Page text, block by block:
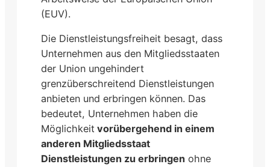
(EUV).
Die Dienstleistungsfreiheit besagt, dass
Unternehmen aus den Mitgliedsstaaten
der Union ungehindert
grenzüberschreitend Dienstleistungen
anbieten und erbringen können. Das
bedeutet, Unternehmen haben die
Möglichkeit vorübergehend in einem
anderen Mitgliedsstaat
Dienstleistungen zu erbringen ohne